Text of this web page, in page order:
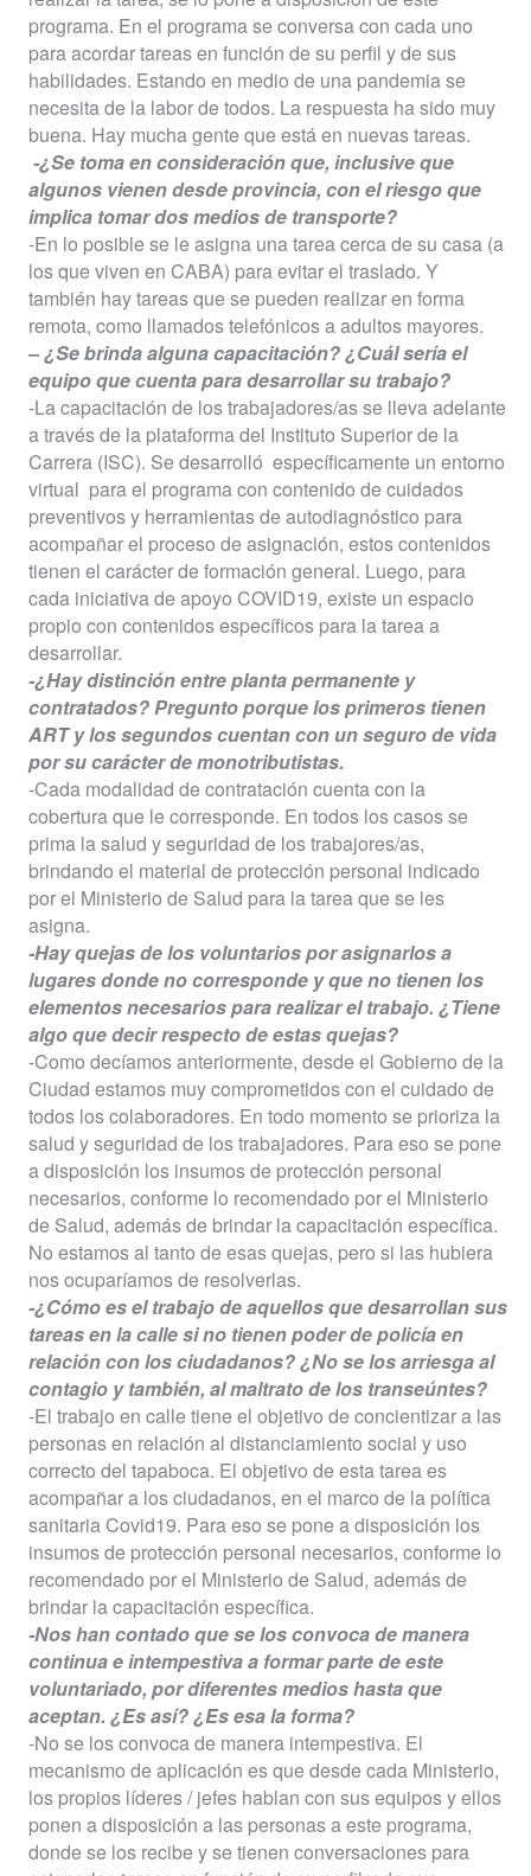
programa. En el programa se conversa con cada uno
para acordar tareas en función de su perfil y de sus
habilidades. Estando en medio de una pandemia se
necesita de la labor de todos. La respuesta ha sido muy
buena. Hay mucha gente que está en nuevas tareas.
-¿Se toma en consideración que, inclusive que
algunos vienen desde provincia, con el riesgo que
implica tomar dos medios de transporte?
-En lo posible se le asigna una tarea cerca de su casa (a
los que viven en CABA) para evitar el traslado. Y
también hay tareas que se pueden realizar en forma
remota, como llamados telefónicos a adultos mayores.
– ¿Se brinda alguna capacitación? ¿Cuál sería el
equipo que cuenta para desarrollar su trabajo?
-La capacitación de los trabajadores/as se lleva adelante
a través de la plataforma del Instituto Superior de la
Carrera (ISC). Se desarrolló específicamente un entorno
virtual para el programa con contenido de cuidados
preventivos y herramientas de autodiagnóstico para
acompañar el proceso de asignación, estos contenidos
tienen el carácter de formación general. Luego, para
cada iniciativa de apoyo COVID19, existe un espacio
propio con contenidos específicos para la tarea a
desarrollar.
-¿Hay distinción entre planta permanente y
contratados? Pregunto porque los primeros tienen
ART y los segundos cuentan con un seguro de vida
por su carácter de monotributistas.
-Cada modalidad de contratación cuenta con la
cobertura que le corresponde. En todos los casos se
prima la salud y seguridad de los trabajores/as,
brindando el material de protección personal indicado
por el Ministerio de Salud para la tarea que se les
asigna.
-Hay quejas de los voluntarios por asignarlos a
lugares donde no corresponde y que no tienen los
elementos necesarios para realizar el trabajo. ¿Tiene
algo que decir respecto de estas quejas?
-Como decíamos anteriormente, desde el Gobierno de la
Ciudad estamos muy comprometidos con el cuidado de
todos los colaboradores. En todo momento se prioriza la
salud y seguridad de los trabajadores. Para eso se pone
a disposición los insumos de protección personal
necesarios, conforme lo recomendado por el Ministerio
de Salud, además de brindar la capacitación específica.
No estamos al tanto de esas quejas, pero si las hubiera
nos ocuparíamos de resolverlas.
-¿Cómo es el trabajo de aquellos que desarrollan sus
tareas en la calle si no tienen poder de policía en
relación con los ciudadanos? ¿No se los arriesga al
contagio y también, al maltrato de los transeúntes?
-El trabajo en calle tiene el objetivo de concientizar a las
personas en relación al distanciamiento social y uso
correcto del tapaboca. El objetivo de esta tarea es
acompañar a los ciudadanos, en el marco de la política
sanitaria Covid19. Para eso se pone a disposición los
insumos de protección personal necesarios, conforme lo
recomendado por el Ministerio de Salud, además de
brindar la capacitación específica.
-Nos han contado que se los convoca de manera
continua e intempestiva a formar parte de este
voluntariado, por diferentes medios hasta que
aceptan. ¿Es así? ¿Es esa la forma?
-No se los convoca de manera intempestiva. El
mecanismo de aplicación es que desde cada Ministerio,
los propios líderes / jefes hablan con sus equipos y ellos
ponen a disposición a las personas a este programa,
donde se los recibe y se tienen conversaciones para